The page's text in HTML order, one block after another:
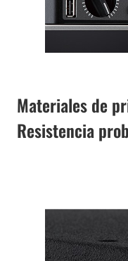
Materiales de
Resistencia